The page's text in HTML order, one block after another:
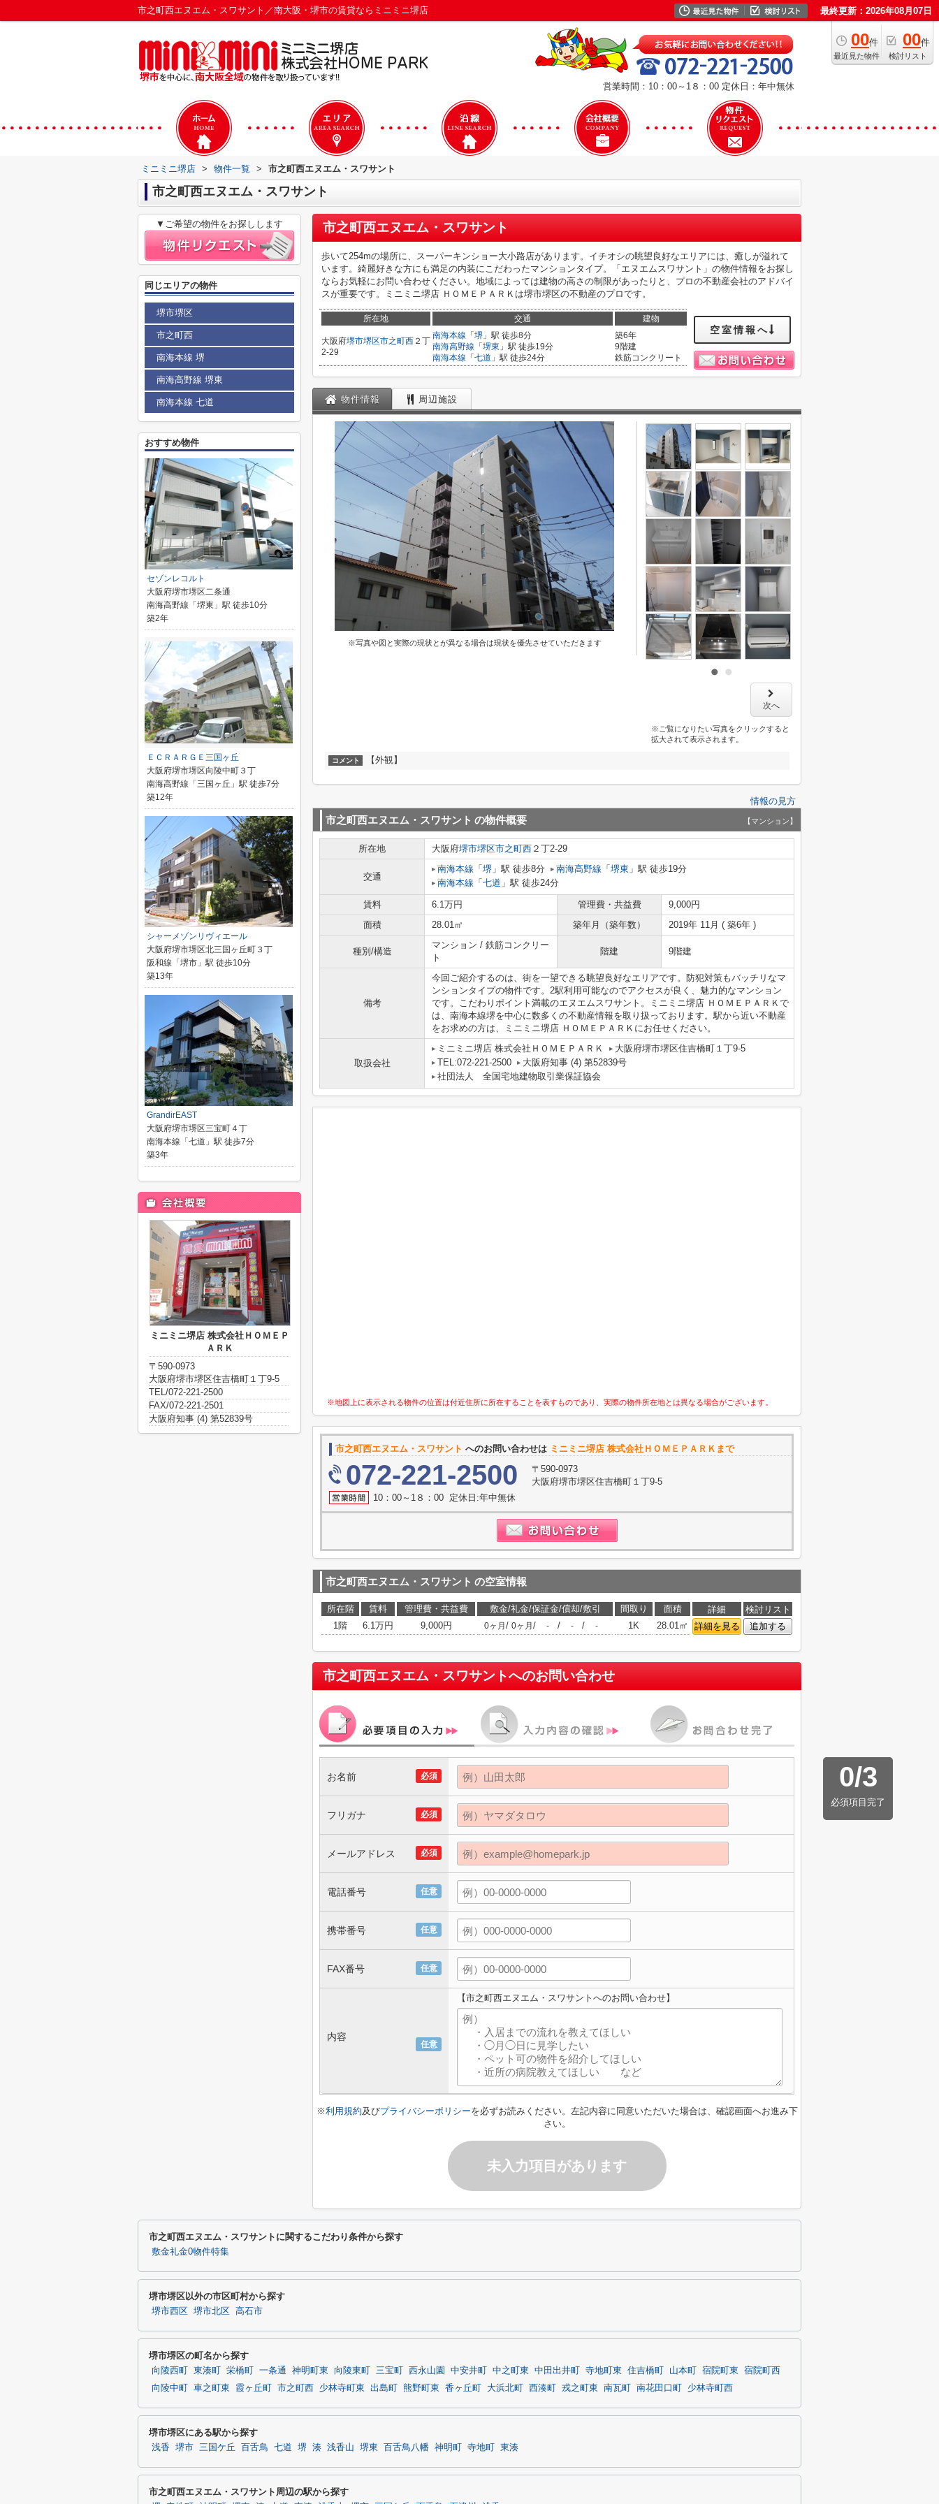
市之町西エヌエム・スワサント／南大阪・堺市の賃貸ならミニミニ堺店 最終更新：2026年08月07日
00件
最近見た物件
00件
検討リスト
営業時間：10：00～1８：00 定休日：年中無休
ミニミニ堺店 > 物件一覧 > 市之町西エヌエム・スワサント
市之町西エヌエム・スワサント
市之町西エヌエム・スワサント
歩いて254mの場所に、スーパーキンショー大小路店があります。イチオシの眺望良好なエリアには、癒しが溢れて
います。綺麗好きな方にも満足の内装にこだわったマンションタイプ。「エヌエムスワサント」の物件情報をお探し
ならお気軽にお問い合わせください。地域によっては建物の高さの制限があったりと、プロの不動産会社のアドバイ
スが重要です。ミニミニ堺店 ＨＯＭＥＰＡＲＫは堺市堺区の不動産のプロです。
所在地 交通 建物
大阪府堺市堺区市之町西 ２丁
2-29
南海本線 「 堺 」駅 徒歩8分
南海高野線 「 堺東 」駅 徒歩19分
南海本線 「 七道 」駅 徒歩24分
築6年
9階建
鉄筋コンクリート
空室情報へ
物件情報 周辺施設
※写真や図と実際の現状とが異なる場合は現状を優先させていただきます
次へ
※ご覧になりたい写真をクリックすると
拡大されて表示されます。
コメント 【外観】
情報の見方
市之町西エヌエム・スワサント の物件概要 【マンション】
所在地 大阪府堺市堺区市之町西 ２丁2-29
交通
南海本線 「 堺 」駅 徒歩8分 南海高野線 「 堺東 」駅 徒歩19分
南海本線 「 七道 」駅 徒歩24分
賃料 6.1万円 管理費・共益費
9,000円
面積
28.01㎡ 築年月（築年数） 2019年 11月 ( 築6年 )
種別/構造
マンション / 鉄筋コンクリー
ト
階建 9階建
備考
今回ご紹介するのは、街を一望できる眺望良好なエリアです。防犯対策もバッチリなマ
ンションタイプの物件です。2駅利用可能なのでアクセスが良く、魅力的なマンション
です。こだわりポイント満載のエヌエムスワサント。ミニミニ堺店 ＨＯＭＥＰＡＲＫで
は、南海本線堺を中心に数多くの不動産情報を取り扱っております。駅から近い不動産
をお求めの方は、ミニミニ堺店 ＨＯＭＥＰＡＲＫにお任せください。
取扱会社
ミニミニ堺店 株式会社ＨＯＭＥＰＡＲＫ
大阪府堺市堺区住吉橋町１丁9-5
TEL:072-221-2500
大阪府知事 (4) 第52839号
社団法人 全国宅地建物取引業保証協会
※地図上に表示される物件の位置は付近住所に所在することを表すものであり、実際の物件所在地とは異なる場合がございます。
市之町西エヌエム・スワサント へのお問い合わせは ミニミニ堺店 株式会社ＨＯＭＥＰＡＲＫまで
072-221-2500
〒590-0973
大阪府堺市堺区住吉橋町１丁9-5
10：00～1８：00 定休日:年中無休
市之町西エヌエム・スワサント の空室情報
所在階 賃料 管理費・共益費 敷金/礼金/保証金/償却/敷引 間取り 面積 詳細
検討リスト
1階
6.1万円 9,000円 0ヶ月 / 0ヶ月 / - / - / - 1K 28.01㎡ 詳細を見る 追加する
市之町西エヌエム・スワサントへのお問い合わせ
0/3
必須項目完了
必須
お名前
必須
フリガナ
必須
メールアドレス
任意
電話番号
任意
携帯番号
任意
FAX番号
任意
内容
【市之町西エヌエム・スワサントへのお問い合わせ】
※利用規約及びプライバシーポリシーを必ずお読みください。左記内容に同意いただいた場合は、確認画面へお進み下
さい。
未入力項目があります
▼ご希望の物件をお探しします
同じエリアの物件
堺市堺区
市之町西
南海本線 堺
南海高野線 堺東
南海本線 七道
おすすめ物件
セゾンレコルト
大阪府堺市堺区二条通
南海高野線「堺東」駅 徒歩10分
築2年
ＥＣＲＡＲＧＥ三国ヶ丘
大阪府堺市堺区向陵中町３丁
南海高野線「三国ヶ丘」駅 徒歩7分
築12年
シャーメゾンリヴィエール
大阪府堺市堺区北三国ヶ丘町３丁
阪和線「堺市」駅 徒歩10分
築13年
GrandirEAST
大阪府堺市堺区三宝町４丁
南海本線「七道」駅 徒歩7分
築3年
ミニミニ堺店 株式会社ＨＯＭＥＰ
ＡＲＫ
〒590-0973
大阪府堺市堺区住吉橋町１丁9-5
TEL/072-221-2500
FAX/072-221-2501
大阪府知事 (4) 第52839号
市之町西エヌエム・スワサントに関するこだわり条件から探す
敷金礼金0物件特集
堺市堺区以外の市区町村から探す
堺市西区 堺市北区 高石市
堺市堺区の町名から探す
向陵西町 東湊町 栄橋町 一条通 神明町東 向陵東町 三宝町 西永山園 中安井町 中之町東 中田出井町 寺地町東 住吉橋町 山本町 宿院町東
宿院町西
向陵中町
車之町東 霞ヶ丘町 市之町西 少林寺町東 出島町 熊野町東 香ヶ丘町 大浜北町 西湊町 戎之町東 南瓦町 南花田口町 少林寺町西
堺市堺区にある駅から探す
浅香 堺市 三国ケ丘 百舌鳥 七道 堺 湊 浅香山 堺東 百舌鳥八幡 神明町 寺地町 東湊
市之町西エヌエム・スワサント周辺の駅から探す